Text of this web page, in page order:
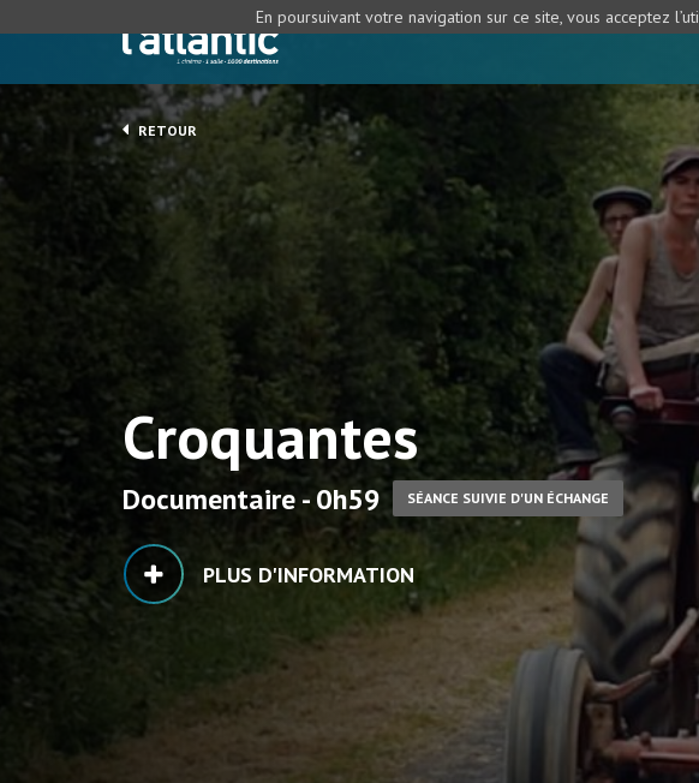
RETOUR
Croquantes
Documentaire - 0h59 SÉANCE SUIVIE D'UN ÉCHANGE
PLUS D'INFORMATION
En poursuivant votre navigation sur ce site, vous acceptez